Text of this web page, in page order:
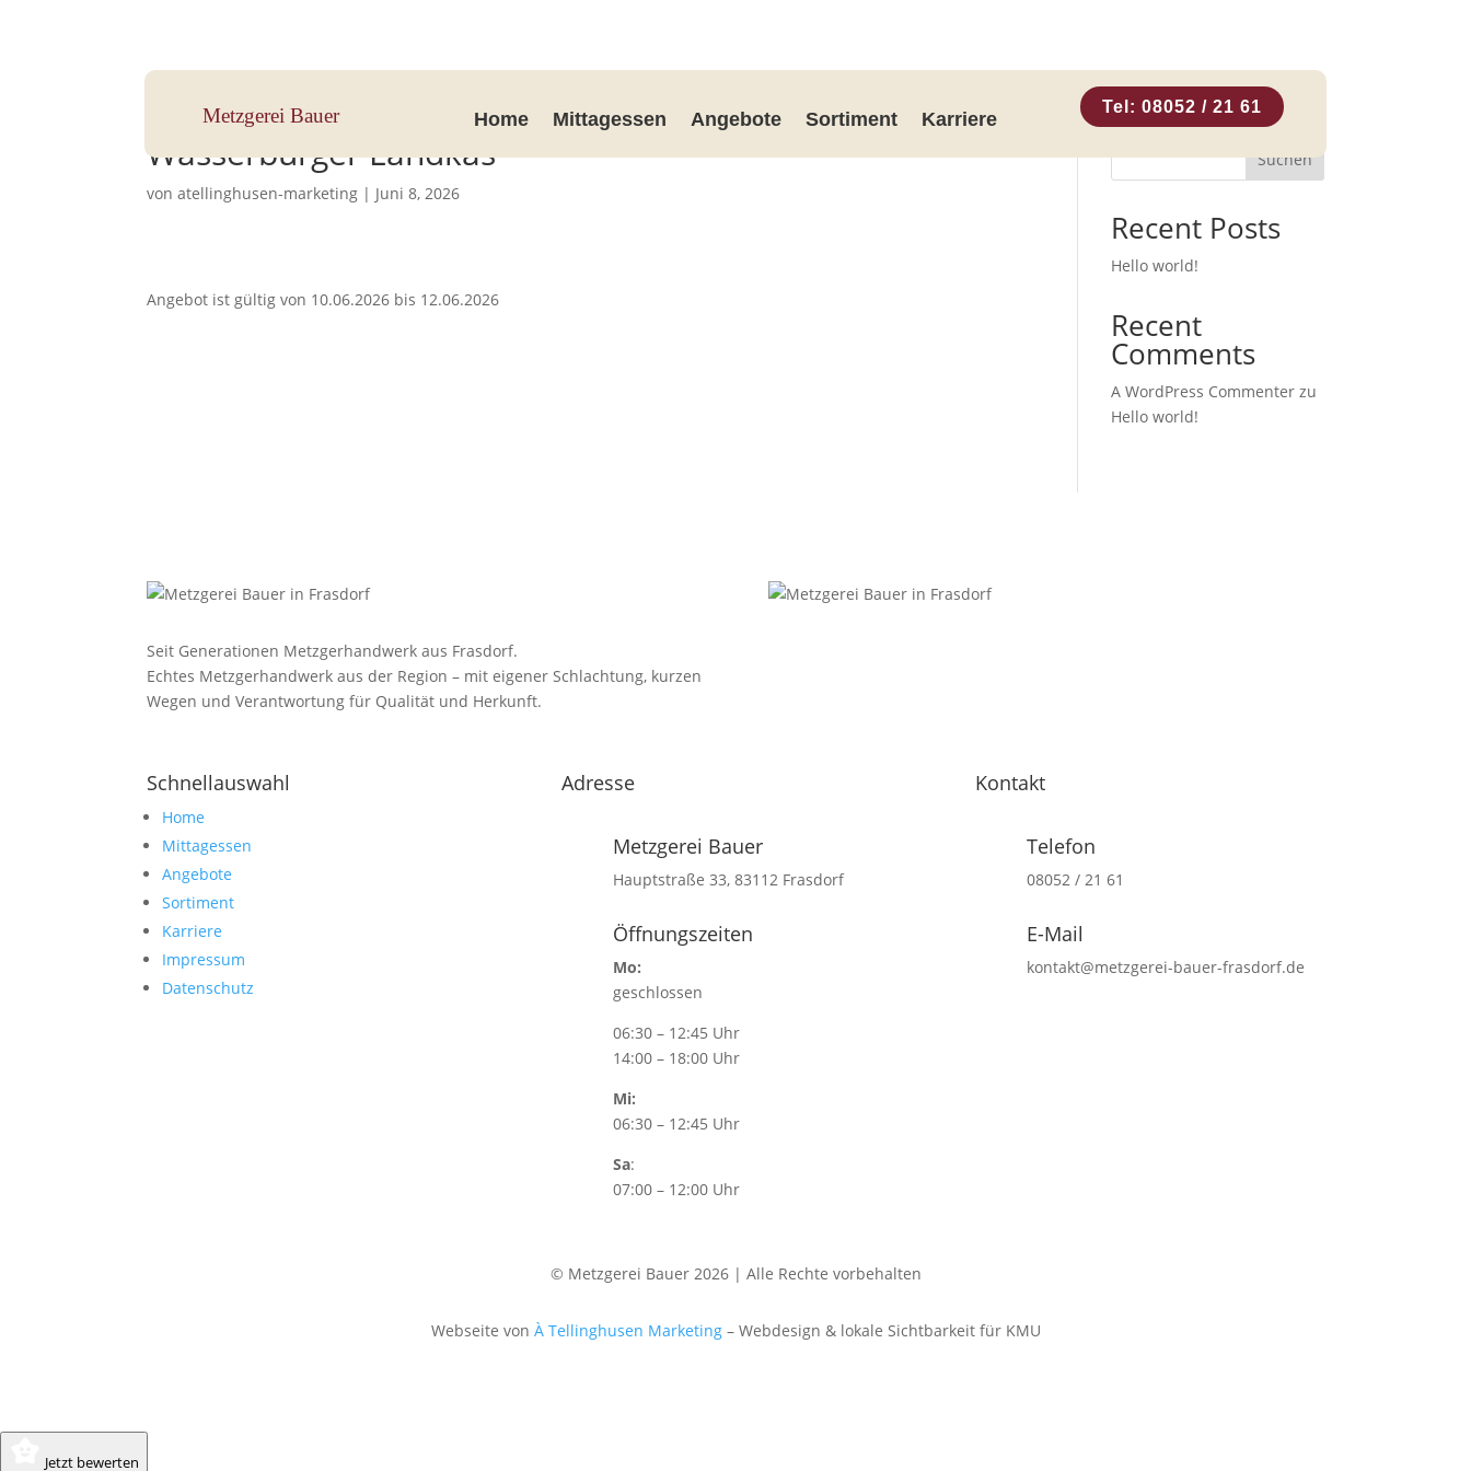
Metzgerei Bauer Home Mittagessen Angebote Sortiment Karriere
Tel: 08052 / 21 61
Wasserburger Landkäs
vonatellinghusen-marketing | Juni 8, 2026
Angebot ist gültig von 10.06.2026 bis 12.06.2026
Suchen
Recent Posts
Hello world!
Recent
Comments
A WordPress Commenter zu
Hello world!
Seit Generationen Metzgerhandwerk aus Frasdorf.
Echtes Metzgerhandwerk aus der Region – mit eigener Schlachtung, kurzen
Wegen und Verantwortung für Qualität und Herkunft.
Schnellauswahl
Home
Mittagessen
Angebote
Sortiment
Karriere
Impressum
Datenschutz
Adresse
Metzgerei Bauer
Hauptstraße 33, 83112 Frasdorf
Öffnungszeiten
Mo:
geschlossen
06:30 – 12:45 Uhr
14:00 – 18:00 Uhr
Mi:
06:30 – 12:45 Uhr
Sa:
07:00 – 12:00 Uhr
Kontakt
Telefon
08052 / 21 61
E-Mail
kontakt@metzgerei-bauer-frasdorf.de
© Metzgerei Bauer 2026 | Alle Rechte vorbehalten
Webseite von À Tellinghusen Marketing – Webdesign & lokale Sichtbarkeit für KMU
Jetzt bewerten